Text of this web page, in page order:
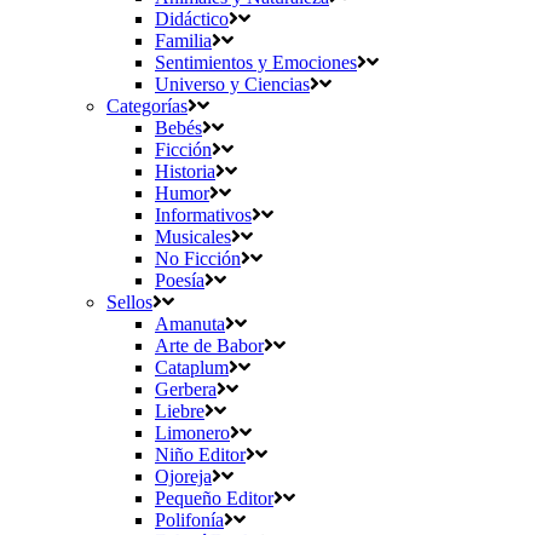
Didáctico
Familia
Sentimientos y Emociones
Universo y Ciencias
Categorías
Bebés
Ficción
Historia
Humor
Informativos
Musicales
No Ficción
Poesía
Sellos
Amanuta
Arte de Babor
Cataplum
Gerbera
Liebre
Limonero
Niño Editor
Ojoreja
Pequeño Editor
Polifonía